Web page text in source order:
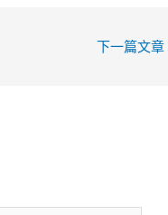
下一篇文章